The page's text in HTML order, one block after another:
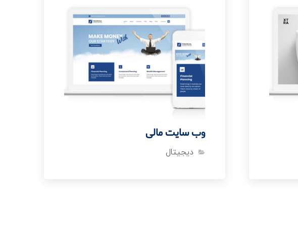
وب سایت مالی
دیجیتال